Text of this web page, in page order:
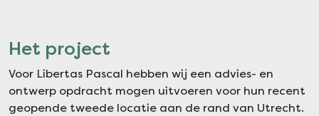
Het project
Voor Libertas Pascal hebben wij een advies- en
ontwerp opdracht mogen uitvoeren voor hun recent
geopende tweede locatie aan de rand van Utrecht.